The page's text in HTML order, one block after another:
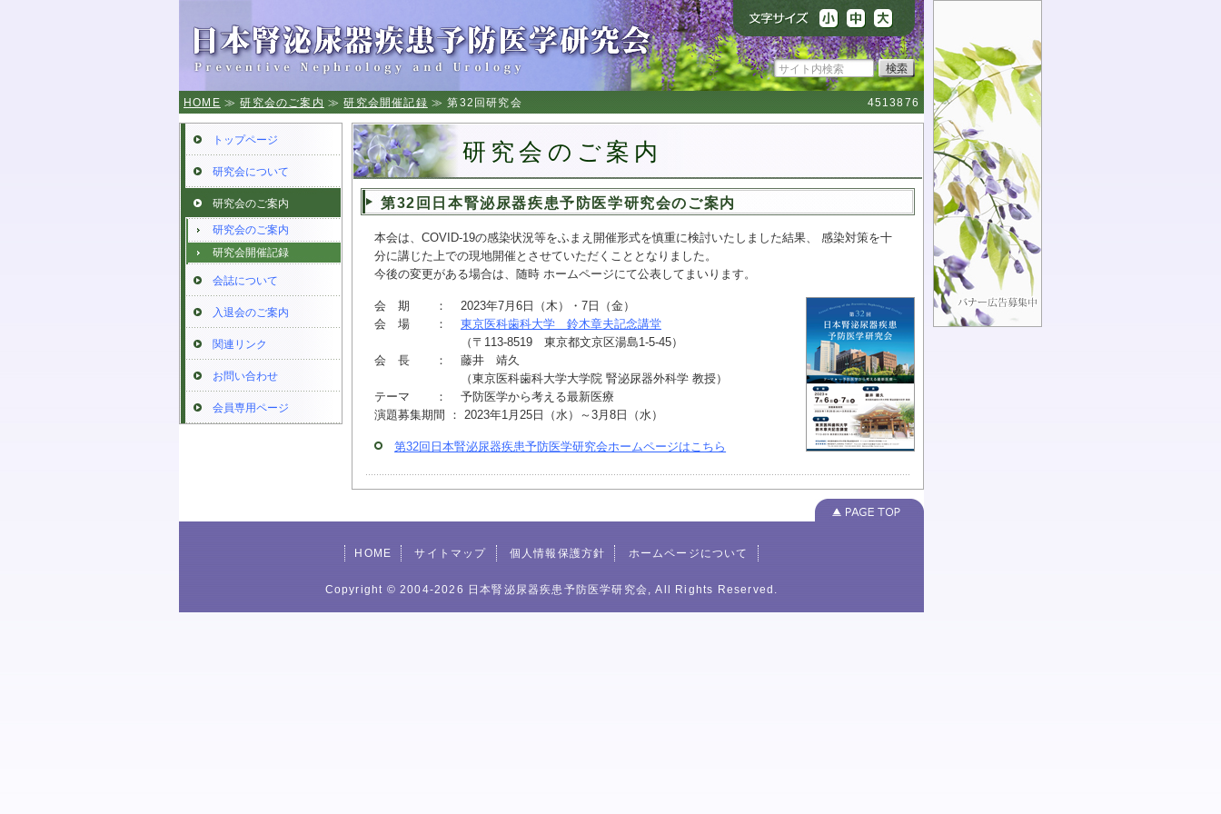
HOME ≫研究会のご案内 ≫研究会開催記録 ≫ 第32回研究会 4513876
トップページ
研究会について
研究会のご案内
研究会のご案内
研究会開催記録
会誌について
入退会のご案内
関連リンク
お問い合わせ
会員専用ページ
研究会のご案内
第32回日本腎泌尿器疾患予防医学研究会のご案内
本会は、COVID-19の感染状況等をふまえ開催形式を慎重に検討いたしました結果、 感染対策を十
分に講じた上での現地開催とさせていただくこととなりました。
今後の変更がある場合は、随時 ホームページにて公表してまいります。
会期 ：
2023年7月6日（木）・7日（金）
会場
：
東京医科歯科大学 鈴木章夫記念講堂
（〒113-8519 東京都文京区湯島1-5-45）
会長
：
藤井 靖久
（東京医科歯科大学大学院 腎泌尿器外科学 教授）
テーマ
：
予防医学から考える最新医療
演題募集期間 ： 2023年1月25日（水）～3月8日（水）
第32回日本腎泌尿器疾患予防医学研究会ホームページはこちら
HOME サイトマップ 個人情報保護方針 ホームページについて
Copyright © 2004-2026 日本腎泌尿器疾患予防医学研究会, All Rights Reserved.